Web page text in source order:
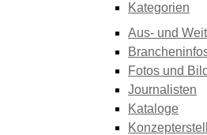
Kategorien
Aus- und
Fotos und
Journalisten
Kataloge